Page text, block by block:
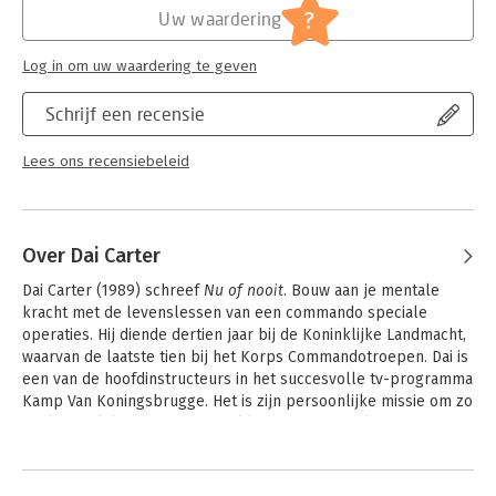
Schrijf een recensie
Lees ons recensiebeleid
Uw waardering ?
Log in om uw waardering te geven
Over Dai Carter
Dai Carter (1989) schreef Nu of nooit. Bouw aan je mentale
kracht met de levenslessen van een commando speciale
operaties. Hij diende dertien jaar bij de Koninklijke Landmacht,
waarvan de laatste tien bij het Korps Commandotroepen. Dai is
een van de hoofdinstructeurs in het succesvolle tv-programma
Kamp Van Koningsbrugge. Het is zijn persoonlijke missie om zo
Andere boeken door Dai Carter